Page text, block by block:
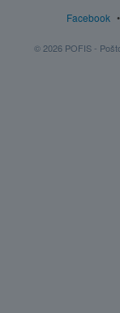
Facebook
© 2026 POFIS -